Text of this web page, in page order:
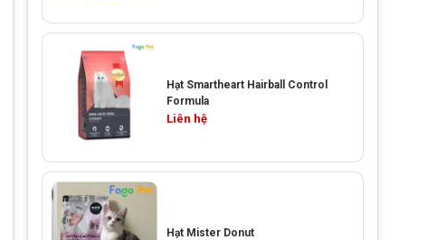
Hạt Smartheart Hairball Control
Formula
Liên hệ
Hạt Mister Donut